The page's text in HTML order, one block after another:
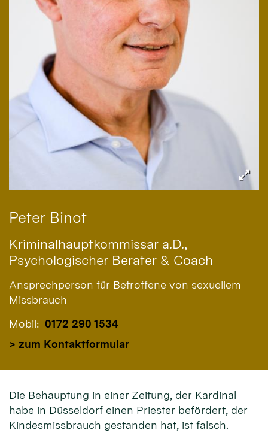
Peter Binot
Kriminalhauptkommissar a.D.,
Psychologischer Berater & Coach
Ansprechperson für Betroffene von sexuellem
Missbrauch
Mobil: 0172 290 1534
> zum Kontaktformular
Die Behauptung in einer Zeitung, der Kardinal
habe in Düsseldorf einen Priester befördert, der
Kindesmissbrauch gestanden hat, ist falsch.